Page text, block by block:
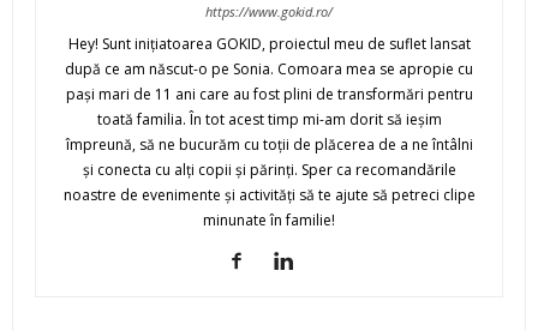
https://www.gokid.ro/
Hey! Sunt iniţiatoarea GOKID, proiectul meu de suflet lansat
după ce am născut-o pe Sonia. Comoara mea se apropie cu
paşi mari de 11 ani care au fost plini de transformări pentru
toată familia. În tot acest timp mi-am dorit să ieşim
împreună, să ne bucurăm cu toţii de plăcerea de a ne întâlni
şi conecta cu alţi copii şi părinţi. Sper ca recomandările
noastre de evenimente şi activităţi să te ajute să petreci clipe
minunate în familie!